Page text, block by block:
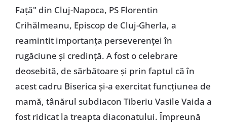
Față" din Cluj-Napoca, PS Florentin
Crihălmeanu, Episcop de Cluj-Gherla, a
reamintit importanța perseverenței în
rugăciune și credință. A fost o celebrare
deosebită, de sărbătoare și prin faptul că în
acest cadru Biserica și-a exercitat funcțiunea de
mamă, tânărul subdiacon Tiberiu Vasile Vaida a
fost ridicat la treapta diaconatului. Împreună